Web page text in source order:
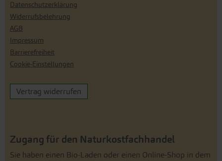
Datenschutzerklärung
Widerrufsbelehrung
AGB
Impressum
Barrierefreiheit
Cookie-Einstellungen
Vertrag widerrufen
Zugang für den Naturkostfachhandel
Sie haben einen Bio-Laden oder einen Online-Shop in dem